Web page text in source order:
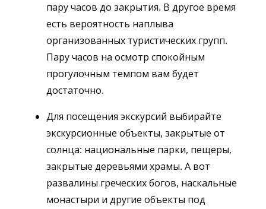
пару часов до закрытия. В другое время
есть вероятность наплыва
организованных туристических групп.
Пару часов на осмотр спокойным
прогулочным темпом вам будет
достаточно.
Для посещения экскурсий выбирайте
экскурсионные объекты, закрытые от
солнца: национальные парки, пещеры,
закрытые деревьями храмы. А вот
развалины греческих богов, наскальные
монастыри и другие объекты под